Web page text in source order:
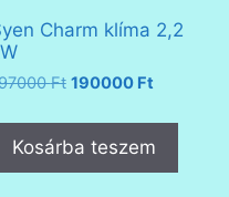
Charm klíma 2,2
Ft Original
was:
197000 Ft.
190000 FtCurrent
is:
190000
Kosárba teszem